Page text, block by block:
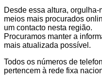
Desde essa altura, orgulha-
meios mais procurados
um contacto nesta região.
Procuramos manter a
mais atualizada possível.
Todos os números de
pertencem à rede fixa